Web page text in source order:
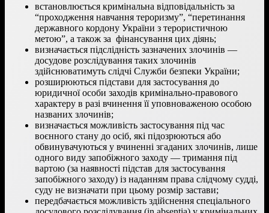
встановлюється кримінальна відповідальність за
“проходження навчання тероризму”, “перетинання
державного кордону України з терористичною
метою”, а також за фінансування цих діянь;
визначається підслідність зазначених злочинів —
досудове розслідування таких злочинів
здійснюватимуть слідчі Служби безпеки України;
розширюються підстави для застосування до
юридичної особи заходів кримінально-правового
характеру в разі вчинення її уповноваженою особою
названих злочинів;
визначається можливість застосування під час
воєнного стану до осіб, які підозрюються або
обвинувачуються у вчиненні згаданих злочинів, лише
одного виду запобіжного заходу — тримання під
вартою (за наявності підстав для застосування
запобіжного заходу) із наданням права слідчому судді,
суду не визначати при цьому розмір застави;
передбачається можливість здійснення спеціального